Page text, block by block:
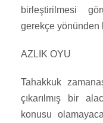
birleştirilmesi
gerekçe yönünden
AZLIK OYU
Tahakkuk
çıkarılmış bir
konusu